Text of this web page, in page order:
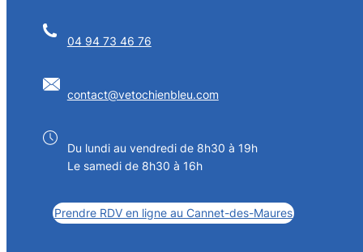
04 94 73 46 76
contact@vetochienbleu.com
Du lundi au vendredi de 8h30 à 19h
Le samedi de 8h30 à 16h
Prendre RDV en ligne au Cannet-des-Maures